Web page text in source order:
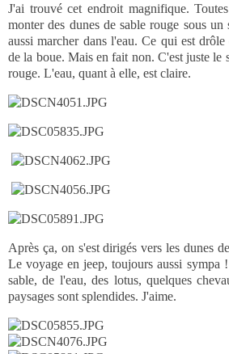
J'ai trouvé cet endroit magnifique.
monter des dunes de sable rouge sous
aussi marcher dans l'eau. Ce qui est
de la boue. Mais en fait non. C'est juste le
rouge. L'eau, quant à elle, est claire.
Après ça, on s'est dirigés vers les dunes
Le voyage en jeep, toujours aussi sympa
sable, de l'eau, des lotus, quelques
paysages sont splendides. J'aime.